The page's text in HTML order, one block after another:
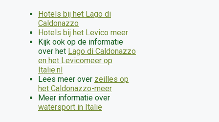
Hotels bij het Lago di
Caldonazzo
Hotels bij het Levico meer
Kijk ook op de informatie
over het Lago di Caldonazzo
en het Levicomeer op
Italie.nl
Lees meer over zeilles op
het Caldonazzo-meer
Meer informatie over
watersport in Italië